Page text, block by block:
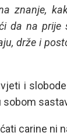
znanje,
da na
drže i
i
carine ni